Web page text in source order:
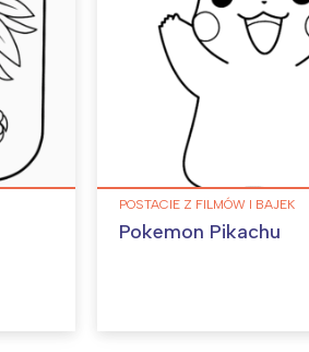
POSTACIE Z FILMÓW I BAJEK
Pokemon Pikachu